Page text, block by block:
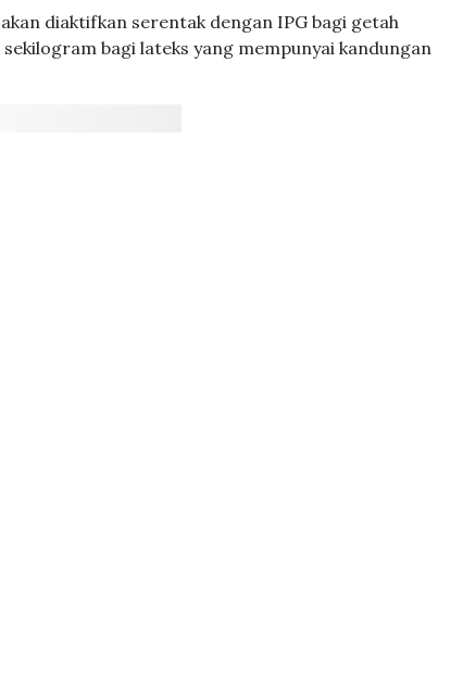
diaktifkan serentak dengan IPG bagi getah
bagi lateks yang mempunyai kandungan